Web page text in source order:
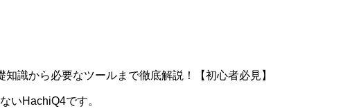
識から必要なツールまで徹底解説！【初心者必見】
いHachiQ4です。